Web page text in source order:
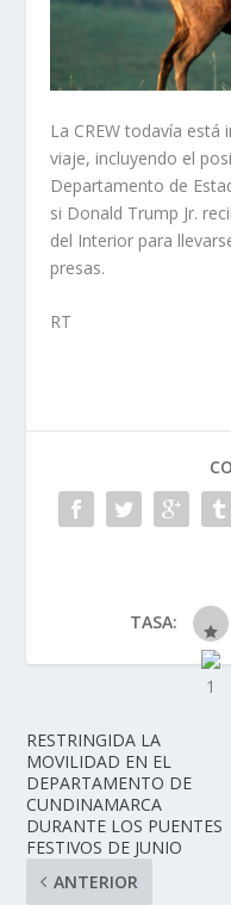
La CREW todavía
viaje, incluyendo el
Departamento de
si Donald Trump Jr.
del Interior para
presas.
RT
TASA:
RESTRINGIDA LA
MOVILIDAD EN EL
DEPARTAMENTO DE
CUNDINAMARCA
DURANTE LOS PUENTES
FESTIVOS DE JUNIO
ANTERIOR